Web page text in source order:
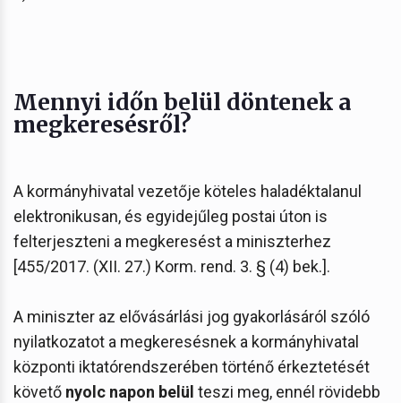
Mennyi időn belül döntenek a
megkeresésről?
A kormányhivatal vezetője köteles haladéktalanul
elektronikusan, és egyidejűleg postai úton is
felterjeszteni a megkeresést a miniszterhez
[455/2017. (XII. 27.) Korm. rend. 3. § (4) bek.].
A miniszter az elővásárlási jog gyakorlásáról szóló
nyilatkozatot a megkeresésnek a kormányhivatal
központi iktatórendszerében történő érkeztetését
követő nyolc napon belül teszi meg, ennél rövidebb